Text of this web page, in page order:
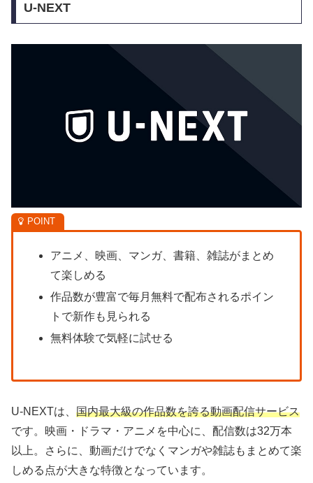
U-NEXT
アニメ、映画、マンガ、書籍、雑誌がまとめ
て楽しめる
作品数が豊富で毎月無料で配布されるポイン
トで新作も見られる
無料体験で気軽に試せる
U-NEXTは、 国内最大級の作品数を誇る動画配信サービス
です。映画・ドラマ・アニメを中心に、配信数は32万本
以上。さらに、動画だけでなくマンガや雑誌もまとめて楽
しめる点が大きな特徴となっています。